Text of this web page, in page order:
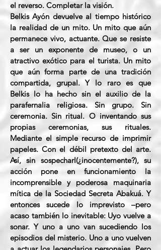
el reverso. Completar la visión.
Belkis Ayón devuelve al tiempo histórico
la realidad de un mito. Un mito que aún
permanece vivo, actuante. Que se resiste
a ser un exponente de museo, o un
atractivo exótico para el turista. Un mito
que aún forma parte de una tradición
compartida, grupal. Y lo raro es que
Belkis lo ha hecho sin el auxilio de la
parafernalia religiosa. Sin grupo. Sin
ceremonia. Sin ritual. O inventando sus
propias ceremonias, sus rituales.
Mediante el simple recurso de imprimir
papeles. Con el débil pretexto del arte.
Así, sin sospecharl(¿inocentemente?), su
acción pone en funcionamiento la
incomprensible y poderosa maquinaria
mítica de la Sociedad Secreta Abakuá. Y
entonces sucede lo imprevisto –pero
acaso también lo inevitable: Uyo vuelve a
sonar. Y uno a uno van sucediendo los
episodios del misterio. Uno a uno vuelven